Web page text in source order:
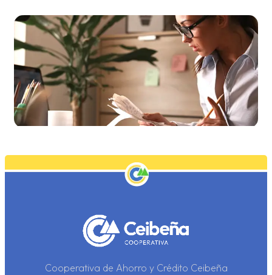
Cooperativa de Ahorro y Crédito Ceibeña